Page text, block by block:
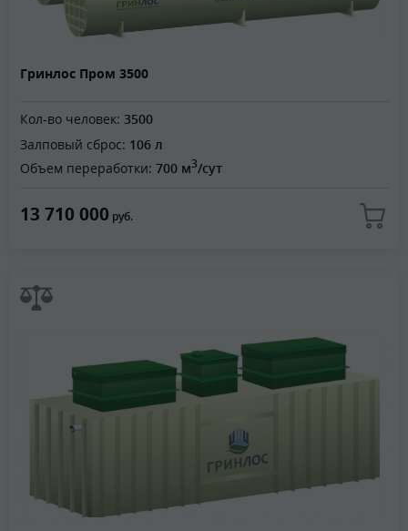
Гринлос Пром 3500
Кол-во человек: 3500
Залповый сброс: 106 л
Объем переработки: 700 м3/сут
13 710 000 руб.